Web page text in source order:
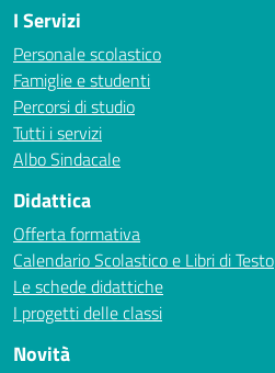
I Servizi
Personale scolastico
Famiglie e studenti
Percorsi di studio
Tutti i servizi
Albo Sindacale
Didattica
Offerta formativa
Calendario Scolastico e Libri di Testo
Le schede didattiche
I progetti delle classi
Novità